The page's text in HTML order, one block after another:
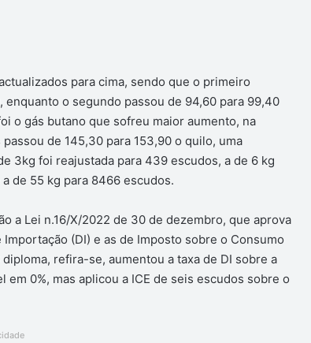
para cima, sendo que o primeiro
o segundo passou de 94,60 para 99,40
o gás butano que sofreu maior aumento, na
de 145,30 para 153,90 o quilo, uma
3kg foi reajustada para 439 escudos, a de 6 kg
de 55 kg para 8466 escudos.
a Lei n.16/X/2022 de 30 de dezembro, que aprova
(DI) e as de Imposto sobre o Consumo
refira-se, aumentou a taxa de DI sobre a
0%, mas aplicou a ICE de seis escudos sobre o